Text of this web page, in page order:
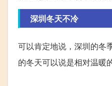
深圳冬天不冷
可以肯定地说，深圳的冬
的冬天可以说是相对温暖